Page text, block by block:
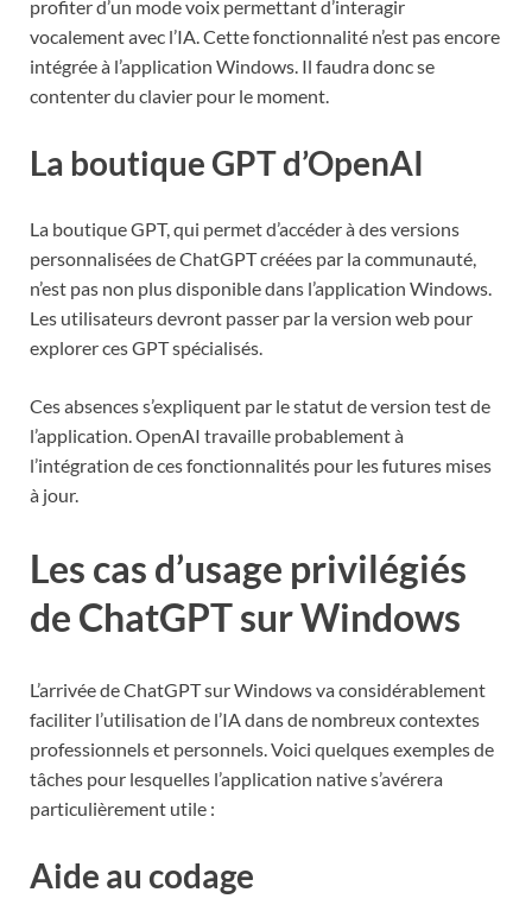
profiter d’un mode voix permettant d’interagir
vocalement avec l’IA. Cette fonctionnalité n’est pas encore
intégrée à l’application Windows. Il faudra donc se
contenter du clavier pour le moment.
La boutique GPT d’OpenAI
La boutique GPT, qui permet d’accéder à des versions
personnalisées de ChatGPT créées par la communauté,
n’est pas non plus disponible dans l’application Windows.
Les utilisateurs devront passer par la version web pour
explorer ces GPT spécialisés.
Ces absences s’expliquent par le statut de version test de
l’application. OpenAI travaille probablement à
l’intégration de ces fonctionnalités pour les futures mises
à jour.
Les cas d’usage privilégiés
de ChatGPT sur Windows
L’arrivée de ChatGPT sur Windows va considérablement
faciliter l’utilisation de l’IA dans de nombreux contextes
professionnels et personnels. Voici quelques exemples de
tâches pour lesquelles l’application native s’avérera
particulièrement utile :
Aide au codage